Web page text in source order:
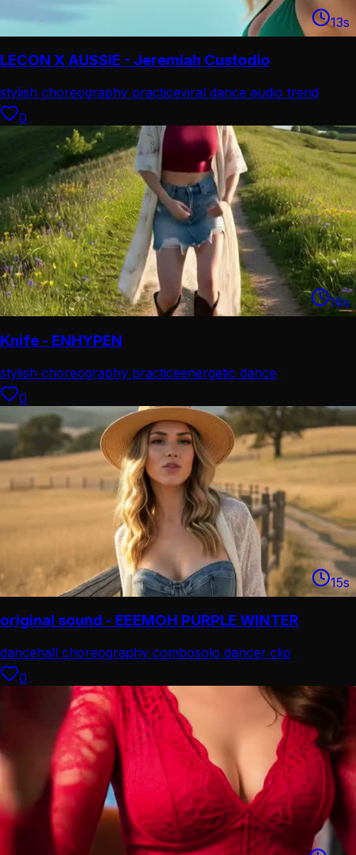
13s
LECON X AUSSIE - Jeremiah Custodio
stylish choreography practiceviral dance audio trend
0
16s
Knife - ENHYPEN
stylish choreography practiceenergetic dance
performance
0
15s
original sound - EEEMOH PURPLE WINTER
dancehall choreography combosolo dancer clip
0